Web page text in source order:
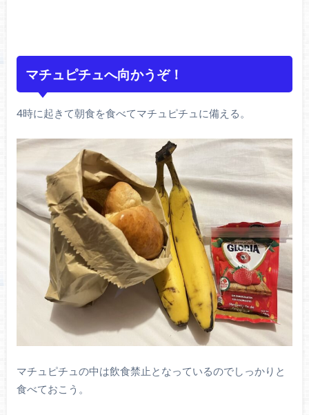
マチュピチュへ向かうぞ！
4時に起きて朝食を食べてマチュピチュに備える。
マチュピチュの中は飲食禁止となっているのでしっかりと
食べておこう。